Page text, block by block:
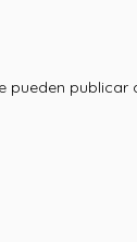
pueden